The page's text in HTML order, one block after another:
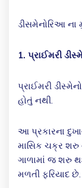
ડીસમેનોરિઆ ના
1. પ્રાઈમરી
પ્રાઈમરી
હોતું નથી.
આ પ્રકારના
માસિક ચક્ર શરુ
ગાળામાં જ શરુ
મળતી ફરિયાદ છે.